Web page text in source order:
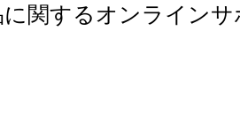
関するオンラインサ